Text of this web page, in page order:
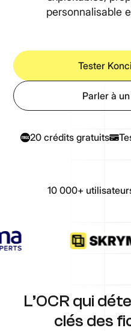
personnalisable
Tester
Parler à
20 crédits gratuits
10 000+
L’OCR qui
clés des